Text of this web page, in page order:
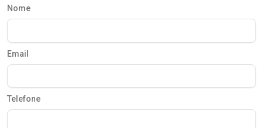
Nome
Email
Telefone